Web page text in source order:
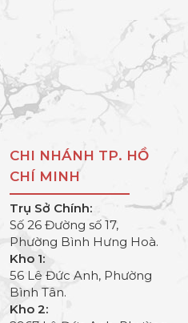
CHI NHÁNH TP. HỒ
CHÍ MINH
Trụ Sở Chính:
Số 26 Đường số 17,
Phường Bình Hưng Hoà.
Kho 1:
56 Lê Đức Anh, Phường
Bình Tân.
Kho 2: